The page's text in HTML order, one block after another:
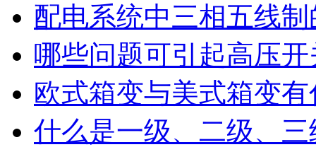
配电系统中三相五线
哪些问题可引起高压
欧式箱变与美式箱变
什么是一级、二级、